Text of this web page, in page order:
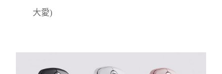
大愛)